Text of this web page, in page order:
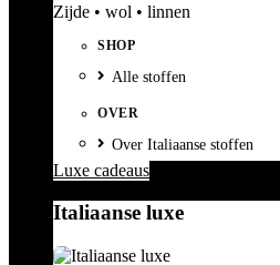
Zijde • wol • linnen
SHOP
Alle stoffen
OVER
Over Italiaanse stoffen
Luxe cadeaus
Italiaanse luxe